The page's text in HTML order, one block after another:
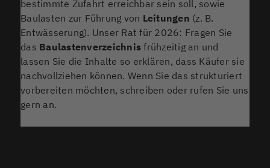
bestimmte Zufahrt erreichbar sein soll, sowie
Baulasten zur Führung von Leitungen (z. B.
Entwässerung). Unser Rat für 2026: Fragen Sie
das Baulastenverzeichnis frühzeitig an und
lassen Sie die Inhalte so erklären, dass Käufer sie
nachvollziehen können. Wenn Sie das strukturiert
vorbereiten möchten, schreiben oder rufen Sie uns
gern an.